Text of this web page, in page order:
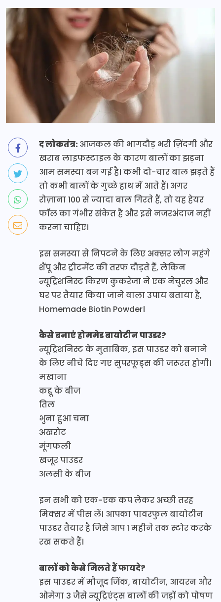
द लोकतंत्र:आजकल की भागदौड़ भरी ज़िंदगी और
खराब लाइफस्टाइल के कारण बालों का झड़ना
आम समस्या बन गई है। कभी दो-चार बाल झड़ते हैं
तो कभी बालों के गुच्छे हाथ में आते हैं। अगर
रोज़ाना 100 से ज्यादा बाल गिरते हैं, तो यह हेयर
फॉल का गंभीर संकेत है और इसे नजरअंदाज नहीं
करना चाहिए।
इस समस्या से निपटने के लिए अक्सर लोग महंगे
शैंपू और ट्रीटमेंट की तरफ दौड़ते हैं, लेकिन
न्यूट्रिशनिस्ट किरण कुकरेजा ने एक नेचुरल और
घर पर तैयार किया जाने वाला उपाय बताया है,
Homemade Biotin Powder।
कैसे बनाएं होममेड बायोटीन पाउडर?
न्यूट्रिशनिस्ट के मुताबिक, इस पाउडर को बनाने
के लिए नीचे दिए गए सुपरफूड्स की जरूरत होगी।
मखाना
कद्दू के बीज
तिल
भुना हुआ चना
अखरोट
मूंगफली
खजूर पाउडर
अलसी के बीज
इन सभी को एक-एक कप लेकर अच्छी तरह
मिक्सर में पीस लें। आपका पावरफुल बायोटीन
पाउडर तैयार है जिसे आप 1 महीने तक स्टोर करके
रख सकते हैं।
बालों को कैसे मिलते हैं फायदे?
इस पाउडर में मौजूद जिंक, बायोटीन, आयरन और
ओमेगा 3 जैसे न्यूट्रिएंट्स बालों की जड़ों को पोषण